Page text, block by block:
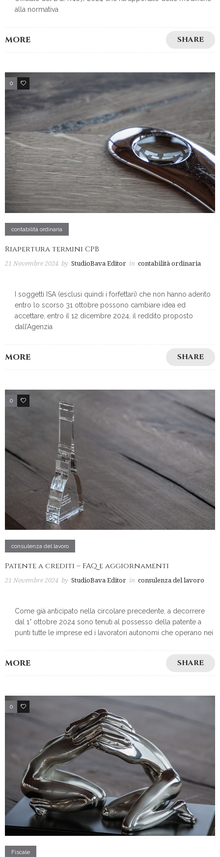
alla normativa
MORE SHARE
0 3
contabilità ordinaria
Riapertura termini CPB
21 Novembre 2024 by StudioBava Editor in contabilità ordinaria
I soggetti ISA (esclusi quindi i forfettari) che non hanno aderito
entro lo scorso 31 ottobre possono cambiare idea ed
accettare, entro il 12 dicembre 2024, il reddito proposto
dall’Agenzia
MORE SHARE
0 4
consulenza del lavoro
Patente a crediti – FAQ e aggiornamenti
21 Novembre 2024 by StudioBava Editor in consulenza del lavoro
Come già anticipato nella circolare precedente, a decorrere
dal 1° ottobre 2024 sono tenuti al possesso della patente a
punti tutte le imprese ed i lavoratori autonomi che operano nei
MORE SHARE
0 2
Fiscale